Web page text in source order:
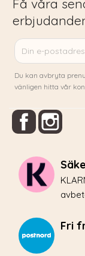
Få våra
Du kan avbryta
vänligen hitta vår
Facebook
Fri